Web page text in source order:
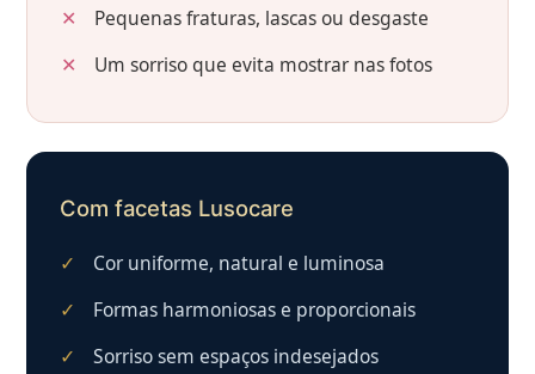
Pequenas fraturas, lascas ou desgaste
Um sorriso que evita mostrar nas fotos
Com facetas Lusocare
Cor uniforme, natural e luminosa
Formas harmoniosas e proporcionais
Sorriso sem espaços indesejados